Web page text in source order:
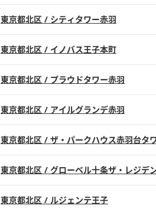
東京都北区 / シティタワー赤羽
東京都北区 / イノバス王子本町
東京都北区 / プラウドタワー赤羽
東京都北区 / アイルグランデ赤羽
東京都北区 / ザ・パークハウス赤羽台タ
東京都北区 / グローベル十条ザ・レジデ
東京都北区 / ルジェンテ王子